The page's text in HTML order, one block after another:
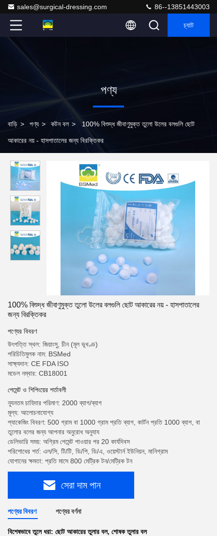
sales@surgical-dressing.com 86--13851443003
চ্যাট
পণ্য
বাড়ি > পণ্য > কটন বল > 100% বিশুদ্ধ জীবাণুমুক্ত তুলো উলের বলগুলি ছোট
আকারের নয় - হাসপাতালের জন্য বিরক্তিকর
100% বিশুদ্ধ জীবাণুমুক্ত তুলো উলের বলগুলি ছোট আকারের নয় - হাসপাতালের
জন্য বিরক্তিকর
পণ্যের বিবরণ
উৎপত্তি স্থল: জিয়াংসু, চীন (মূল ভূখণ্ড)
পরিচিতিমুলক নাম: BSMed
সাক্ষ্যদান: CE FDA ISO
মডেল নম্বার: CB18001
পেমেন্ট ও শিপিংয়ের শর্তাবলী
ন্যূনতম চাহিদার পরিমাণ: 2000 ব্যাগ/ব্যাগ
মূল্য: আলোচনাযোগ্য
প্যাকেজিং বিবরণ: 500 গ্রাম বা 1000 গ্রাম প্রতি ব্যাগ, কার্টন প্রতি 1000 ব্যাগ, বা
তুলোর বলের জন্য আপনার অনুরোধ অনুযায
ডেলিভারি সময়: অগ্রিম পেমেন্ট পাওয়ার পর 20 কার্যদিবস
পরিশোধের শর্ত: এল/সি, টি/টি, ডি/পি, ডি/এ, ওয়েস্টার্ন ইউনিয়ন, মানিগ্রাম
যোগানের ক্ষমতা: প্রতি মাসে 800 মেট্রিক টন/মেট্রিক টন
সেরা দাম পান
পণ্যের বিবরণ পণ্যের বর্ণনা
বিশেষভাবে তুলে ধরা: ছোট আকারের তুলার বল, শোষক তুলার বল